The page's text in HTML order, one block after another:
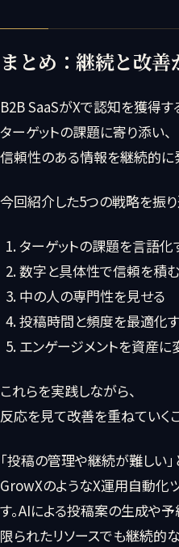
まとめ：継続と改
B2B SaaSがXで認知を獲得す
ターゲットの課題に寄り添い、
信頼性のある情報を継続的に
今回紹介した5つの戦略を振り
ターゲットの課題を言語化
数字と具体性で信頼を積む
中の人の専門性を見せる
投稿時間と頻度を最適化
エンゲージメントを資産に
これらを実践しながら、
反応を見て改善を重ねていく
「投稿の管理や継続が難しい」
GrowXのようなX運用自動化
す。AIによる投稿案の生成や予
限られたリソースでも継続的